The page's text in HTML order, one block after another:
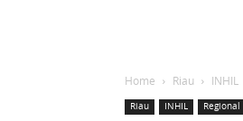
Home Riau INHIL
Riau INHIL Regional